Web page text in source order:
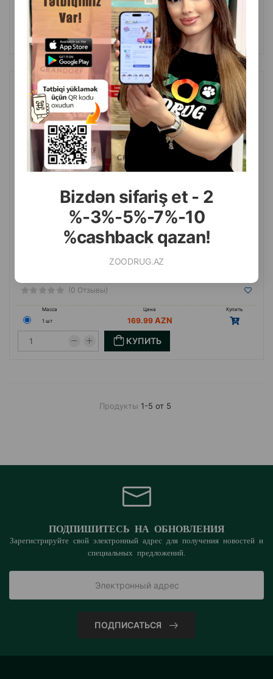
Bizdən sifariş et - 2
%-3%-5%-7%-10
%cashback qazan!
ZOODRUG.AZ
Масса Цена
Купить
169.99
КУПИТЬ
Рюкзак-переноска PETKIT Power Backpack в камуфляжном
дизайне предназначен для комфортной и безопасной
транспортировки кошек и небольших собак.
(0 Отзывы)
Масса Цена
Купить
1 шт
169.99
КУПИТЬ
Продукты 1-5 от 5
ПОДПИШИТЕСЬ НА ОБНОВЛЕНИЯ
Зарегистрируйте свой электронный адрес для получения новостей и
специальных предложений.
ПОДПИСАТЬСЯ